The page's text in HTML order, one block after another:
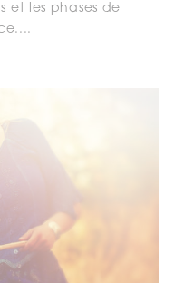
et les phases de